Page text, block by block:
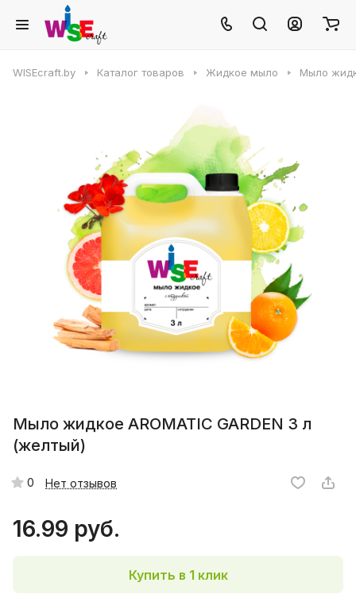
WISEcraft.by Каталог товаров Жидкое мыло Мыло
Мыло жидкое AROMATIC GARDEN 3 л
(желтый)
0 Нет отзывов
16.99 руб.
Купить в 1 клик